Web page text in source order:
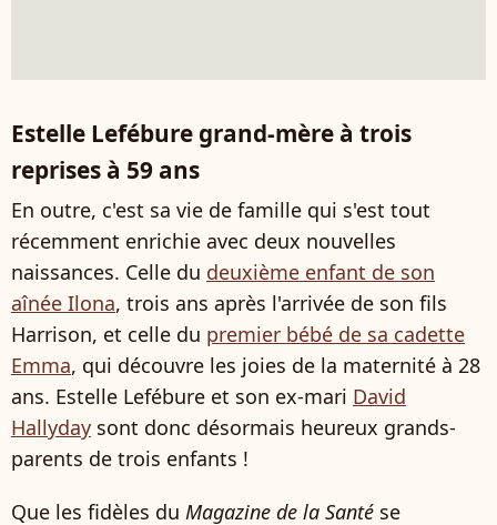
Estelle Lefébure grand-mère à trois
reprises à 59 ans
En outre, c'est sa vie de famille qui s'est tout
récemment enrichie avec deux nouvelles
naissances. Celle du deuxième enfant de son
aînée Ilona, trois ans après l'arrivée de son fils
Harrison, et celle du premier bébé de sa cadette
Emma, qui découvre les joies de la maternité à 28
ans. Estelle Lefébure et son ex-mari David
Hallyday sont donc désormais heureux grands-
parents de trois enfants !
Que les fidèles du Magazine de la Santé se